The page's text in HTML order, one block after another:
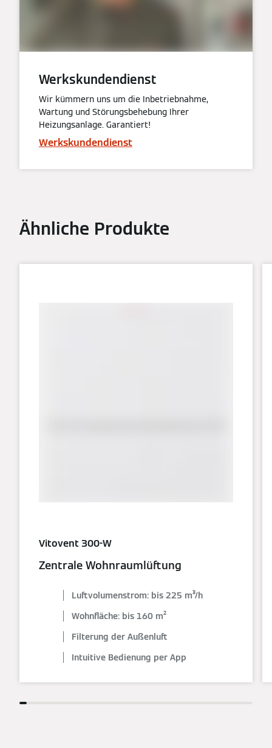
Werkskundendienst
Wir kümmern uns um die Inbetriebnahme,
Wartung und Störungsbehebung Ihrer
Heizungsanlage. Garantiert!
Werkskundendienst
Ähnliche Produkte
Vitovent 300-W
Zentrale Wohnraumlüftung
Luftvolumenstrom: bis 225 m³/h
Wohnfläche: bis 160 m²
Filterung der Außenluft
Intuitive Bedienung per App